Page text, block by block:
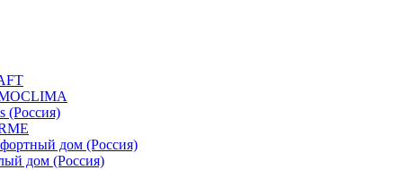
(Россия)
дом (Россия)
дом (Россия)